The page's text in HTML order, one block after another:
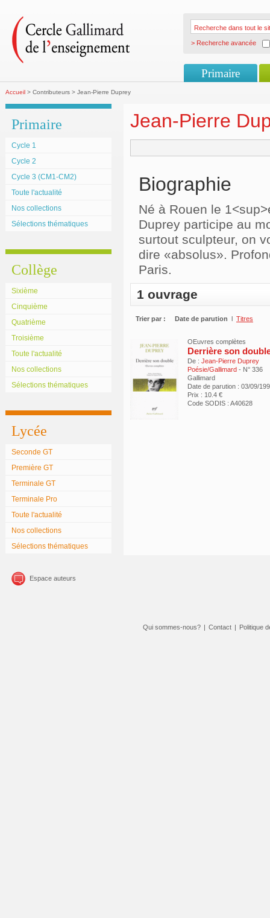
> Recherche avancée
Primaire
Accueil > Contributeurs > Jean-Pierre Duprey
Primaire
Cycle 1
Cycle 2
Cycle 3 (CM1-CM2)
Toute l'actualité
Nos collections
Sélections thématiques
Collège
Sixième
Cinquième
Quatrième
Troisième
Toute l'actualité
Nos collections
Sélections thématiques
Lycée
Seconde GT
Première GT
Terminale GT
Terminale Pro
Toute l'actualité
Nos collections
Sélections thématiques
Espace auteurs
Jean-Pierre
Biographie
Né à Rouen le
Duprey participe au
surtout sculpteur, on
dire «absolus».
Paris.
1 ouvrage
Trier par : Date de parution l Titres
OEuvres complètes
Derrière son
De : Jean-Pierre Duprey
Poésie/Gallimard - N° 336
Gallimard
Date de parution : 03/09/
Prix : 10.4 €
Code SODIS : A40628
Qui sommes-nous? | Contact | Politique